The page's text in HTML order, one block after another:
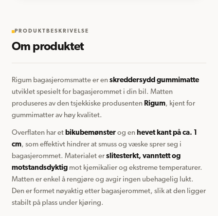
PRODUKTBESKRIVELSE
Om produktet
Rigum bagasjeromsmatte er en skreddersydd gummimatte
utviklet spesielt for bagasjerommet i din bil. Matten
produseres av den tsjekkiske produsenten Rigum, kjent for
gummimatter av høy kvalitet.
Overflaten har et bikubemønster og en hevet kant på ca. 1
cm, som effektivt hindrer at smuss og væske sprer seg i
bagasjerommet. Materialet er slitesterkt, vanntett og
motstandsdyktig mot kjemikalier og ekstreme temperaturer.
Matten er enkel å rengjøre og avgir ingen ubehagelig lukt.
Den er formet nøyaktig etter bagasjerommet, slik at den ligger
stabilt på plass under kjøring.